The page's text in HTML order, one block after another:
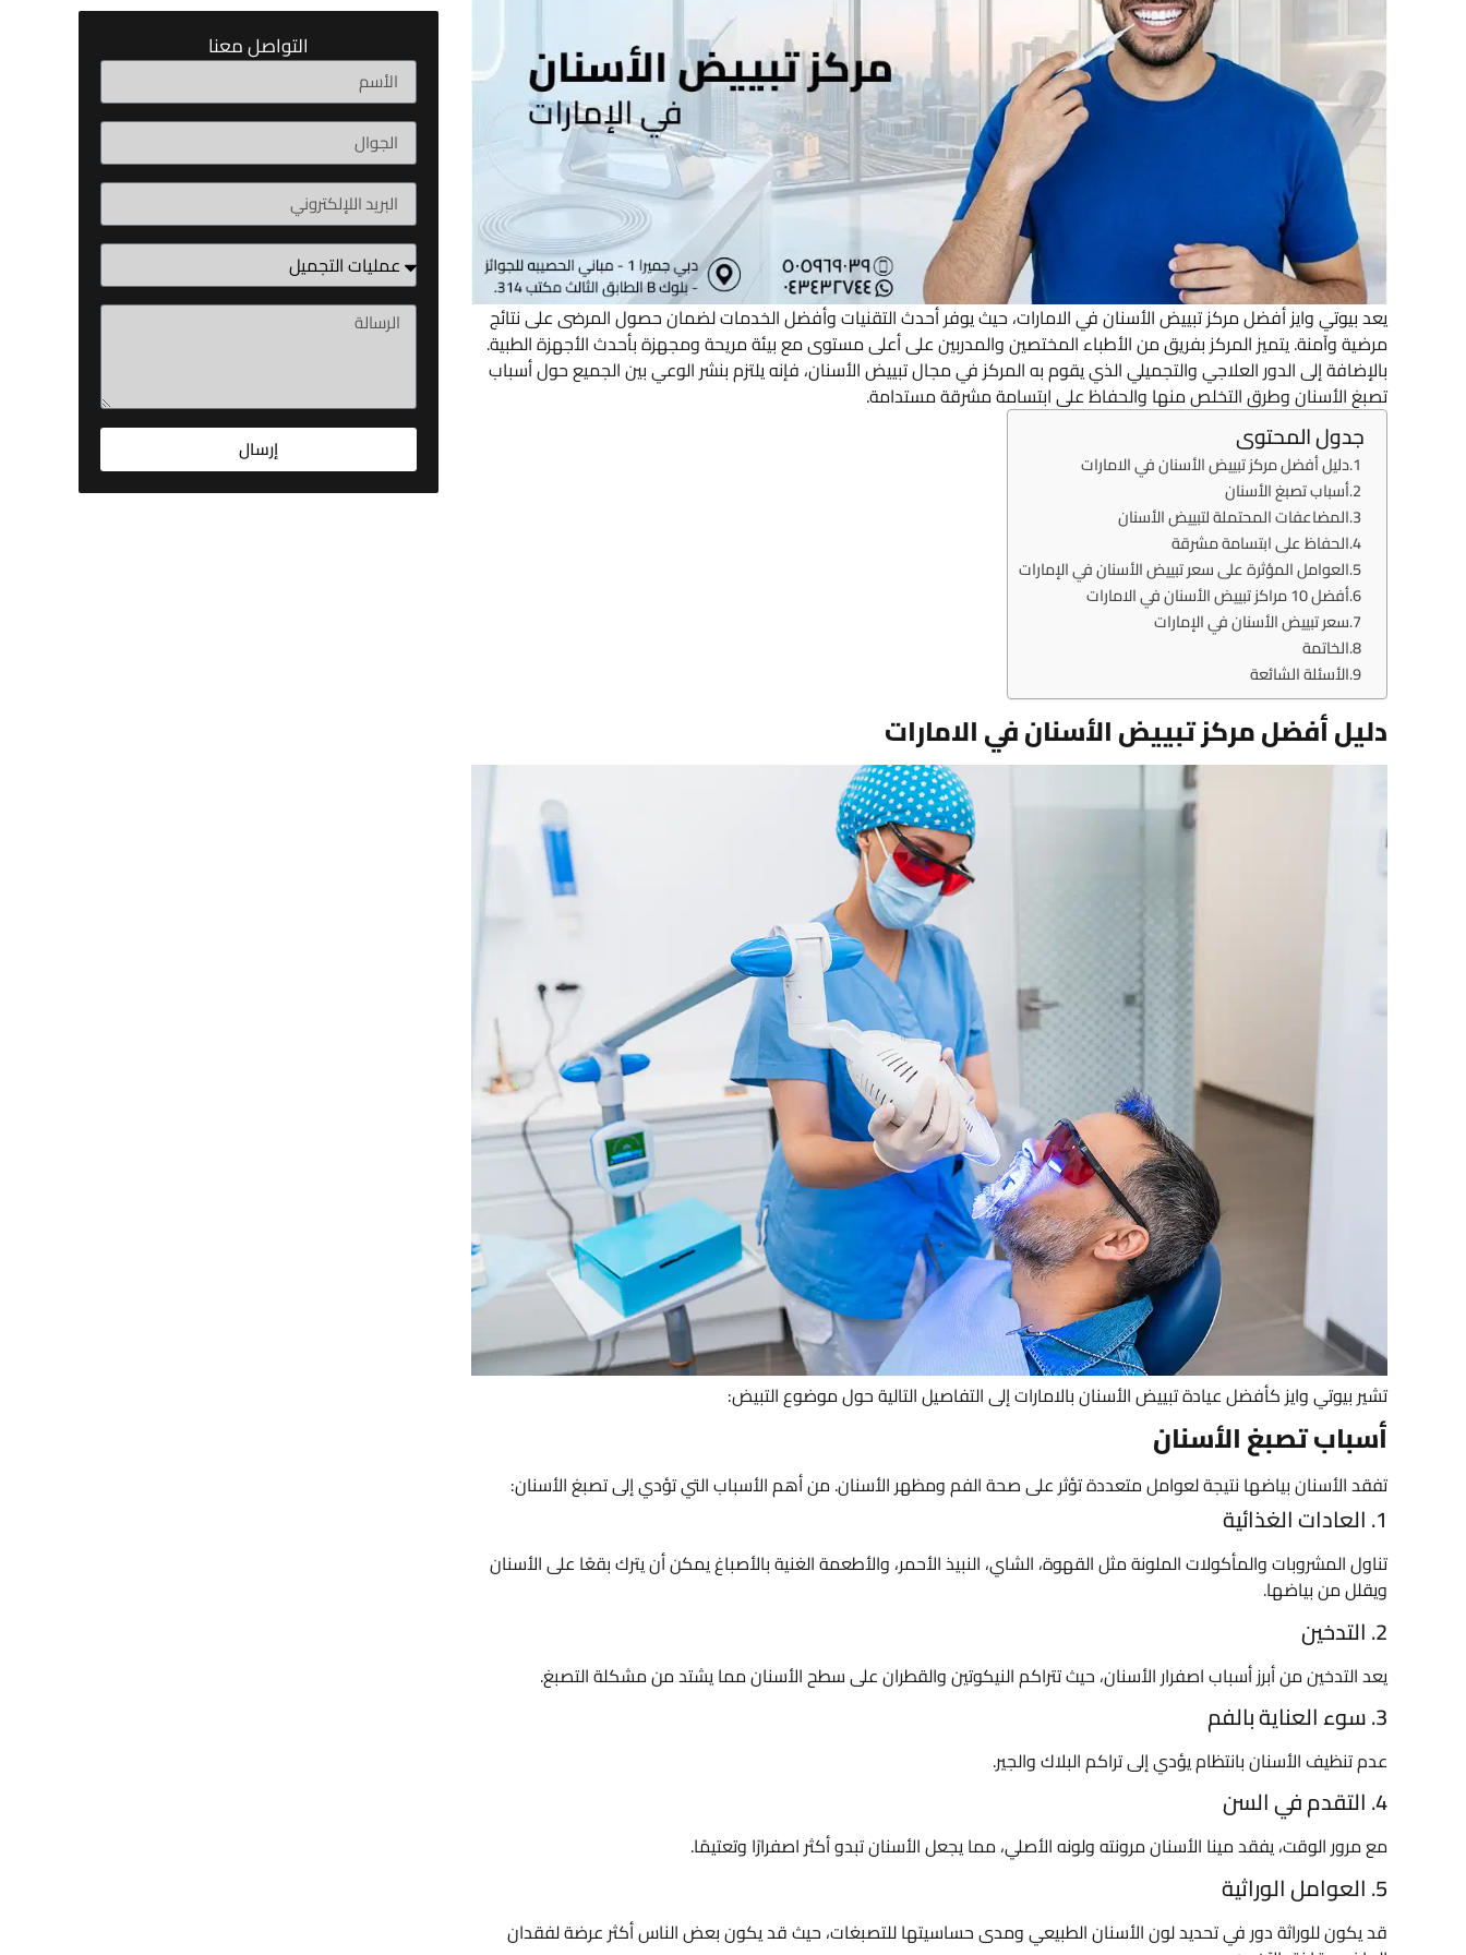
يعد بيوتي وايز أفضل مركز تبييض الأسنان في الامارات، حيث يوفر أحدث التقنيات وأفضل الخدمات لضمان حصول المرضى على نتائج
مرضية وآمنة. يتميز المركز بفريق من الأطباء المختصين والمدربين على أعلى مستوى مع بيئة مريحة ومجهزة بأحدث الأجهزة الطبية.
بالإضافة إلى الدور العلاجي والتجميلي الذي يقوم به المركز في مجال تبييض الأسنان، فإنه يلتزم بنشر الوعي بين الجميع حول أسباب
تصبغ الأسنان وطرق التخلص منها والحفاظ على ابتسامة مشرقة مستدامة.
جدول المحتوى
دليل أفضل مركز تبييض الأسنان في الامارات
أسباب تصبغ الأسنان
المضاعفات المحتملة لتبييض الأسنان
الحفاظ على ابتسامة مشرقة
العوامل المؤثرة على سعر تبييض الأسنان في الإمارات
أفضل 10 مراكز تبييض الأسنان في الامارات
سعر تبييض الأسنان في الإمارات
الخاتمة
الأسئلة الشائعة
دليل أفضل مركز تبييض الأسنان في الامارات
تشير بيوتي وايز كأفضل عيادة تبييض الأسنان بالامارات إلى التفاصيل التالية حول موضوع التبيض:
أسباب تصبغ الأسنان
تفقد الأسنان بياضها نتيجة لعوامل متعددة تؤثر على صحة الفم ومظهر الأسنان. من أهم الأسباب التي تؤدي إلى تصبغ الأسنان:
1. العادات الغذائية
تناول المشروبات والمأكولات الملونة مثل القهوة، الشاي، النبيذ الأحمر، والأطعمة الغنية بالأصباغ يمكن أن يترك بقعًا على الأسنان
ويقلل من بياضها.
2. التدخين
يعد التدخين من أبرز أسباب اصفرار الأسنان، حيث تتراكم النيكوتين والقطران على سطح الأسنان مما يشتد من مشكلة التصبغ.
3. سوء العناية بالفم
عدم تنظيف الأسنان بانتظام يؤدي إلى تراكم البلاك والجير.
4. التقدم في السن
مع مرور الوقت، يفقد مينا الأسنان مرونته ولونه الأصلي، مما يجعل الأسنان تبدو أكثر اصفرارًا وتعتيمًا.
5. العوامل الوراثية
قد يكون للوراثة دور في تحديد لون الأسنان الطبيعي ومدى حساسيتها للتصبغات، حيث قد يكون بعض الناس أكثر عرضة لفقدان
التواصل معنا
إرسال